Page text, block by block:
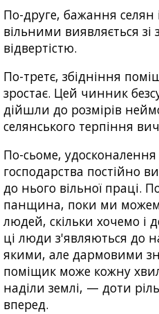
По-друге, бажання
вільними виявляється
відвертістю.
По-третє, збідніння
зростає. Цей чинник
дійшли до розмірів
селянського терпіння
По-сьоме, удосконалення
господарства постійно
до нього вільної праці.
панщина, поки ми
людей, скільки хочемо і
ці люди з'являються до
якими, але дармовими
поміщик може кожну
наділи землі, — доти
вперед.